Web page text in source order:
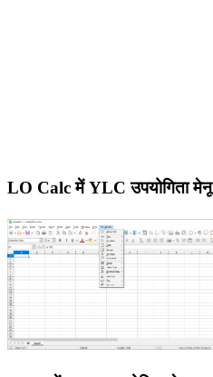
LO Calc में YLC उपयोगिता मेनू